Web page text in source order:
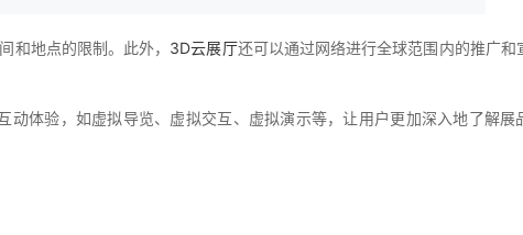
和地点的限制。此外， 3D云展厅还可以通过网络进行全球范围内的推广和
动体验，如虚拟导览、虚拟交互、虚拟演示等，让用户更加深入地了解展